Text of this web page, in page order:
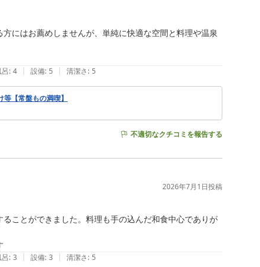
にはお薦めしませんが、単純に快適な空間と料理や温泉
: 4 | 設備: 5 | 清潔さ: 5
【常盤もの満喫】
不適切なクチコミを報告する
2026年7月1日投稿
ことができました。料理も手の込んだ和食中心でありが
: 3 | 設備: 3 | 清潔さ: 5